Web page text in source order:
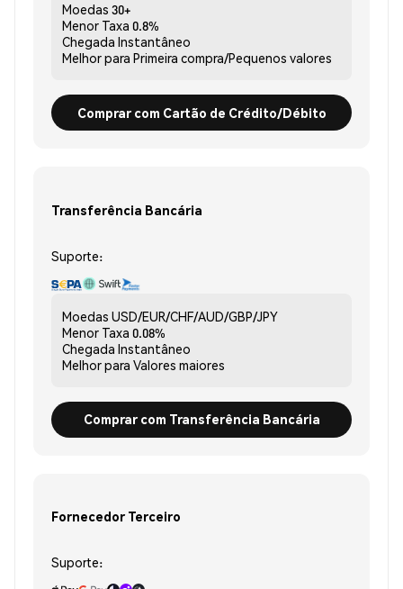
Moedas 30+
Menor Taxa 0.8%
Chegada Instantâneo
Melhor para Primeira compra/Pequenos valores
Comprar com Cartão de Crédito/Débito
Transferência Bancária
Suporte:
Moedas USD/EUR/CHF/AUD/GBP/JPY
Menor Taxa 0.08%
Chegada Instantâneo
Melhor para Valores maiores
Comprar com Transferência Bancária
Fornecedor Terceiro
Suporte: